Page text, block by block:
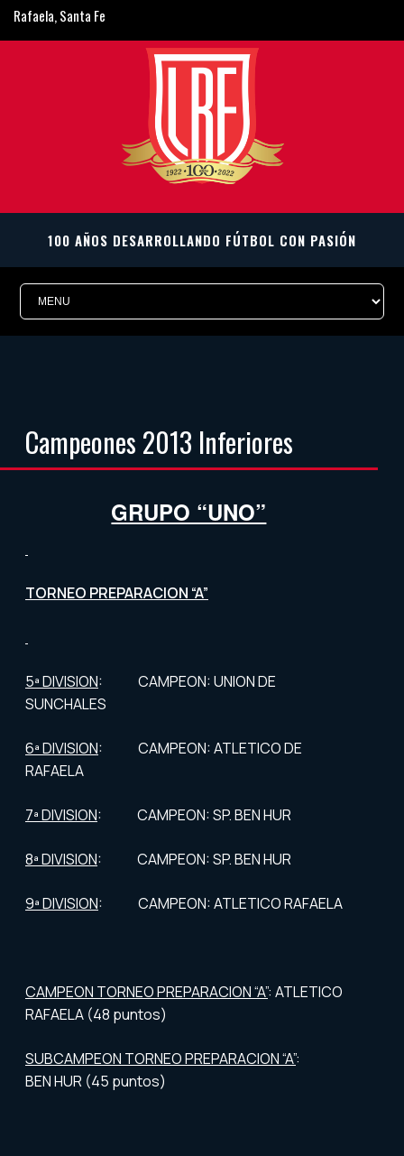
Rafaela, Santa Fe
ligarafaelina@gmail.com
Campeones 2013 Inferiores
GRUPO “UNO”
TORNEO PREPARACION “A”
5ª DIVISION: CAMPEON: UNION DE
SUNCHALES
6ª DIVISION: CAMPEON: ATLETICO DE
RAFAELA
7ª DIVISION: CAMPEON: SP. BEN HUR
8ª DIVISION: CAMPEON: SP. BEN HUR
9ª DIVISION: CAMPEON: ATLETICO RAFAELA
CAMPEON TORNEO PREPARACION “A”: ATLETICO
RAFAELA (48 puntos)
SUBCAMPEON TORNEO PREPARACION “A”:
BEN HUR (45 puntos)